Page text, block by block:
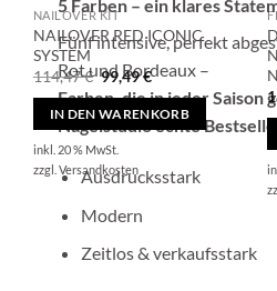
5 Farben – ein klares
Fünf intensive, perfekt
Rot und Bordeaux –
Farben, die in jeder Saison
Nagelstudio echte
Ausdrucksstark
Modern
Zeitlos & verkaufsstark
NAILOVER KIT
NAILOVER RED ICONIC
SYSTEM
114,47€ Ursprünglicher
Preis
war:
114,47 €
99,49€Aktueller
Preis
ist:
99,49 €.
IN DEN WARENKORB
inkl. 20 % MwSt.
zzgl. Versandkosten